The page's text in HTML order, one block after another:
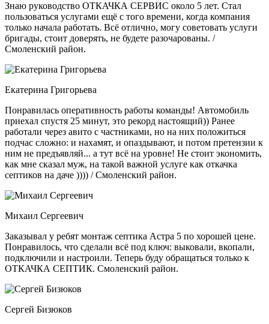
Знаю руководство ОТКАЧКА СЕРВИС около 5 лет. Стал
пользоваться услугами ещё с того времени, когда компания
только начала работать. Всё отлично, могу советовать услуги
бригады, стоит доверять, не будете разочарованы. /
Смоленский район.
Екатерина Григорьева
Понравилась оперативность работы команды! Автомобиль
приехал спустя 25 минут, это рекорд настоящий)) Ранее
работали через авито с частниками, но на них положиться
подчас сложно: и нахамят, и опаздывают, и потом претензии к
ним не предъявляй... а тут всё на уровне! Не стоит экономить,
как мне сказал муж, на такой важной услуге как откачка
септиков на даче )))) / Смоленский район.
Михаил Сергеевич
Заказывал у ребят монтаж септика Астра 5 по хорошей цене.
Понравилось, что сделали всё под ключ: выковали, вкопали,
подключили и настроили. Теперь буду обращаться только к
ОТКАЧКА СЕПТИК. Смоленский район.
Сергей Бизюков